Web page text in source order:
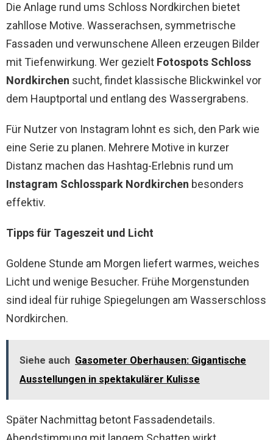
Die Anlage rund ums Schloss Nordkirchen bietet
zahllose Motive. Wasserachsen, symmetrische
Fassaden und verwunschene Alleen erzeugen Bilder
mit Tiefenwirkung. Wer gezielt Fotospots Schloss
Nordkirchen sucht, findet klassische Blickwinkel vor
dem Hauptportal und entlang des Wassergrabens.
Für Nutzer von Instagram lohnt es sich, den Park wie
eine Serie zu planen. Mehrere Motive in kurzer
Distanz machen das Hashtag-Erlebnis rund um
Instagram Schlosspark Nordkirchen besonders
effektiv.
Tipps für Tageszeit und Licht
Goldene Stunde am Morgen liefert warmes, weiches
Licht und wenige Besucher. Frühe Morgenstunden
sind ideal für ruhige Spiegelungen am Wasserschloss
Nordkirchen.
Siehe auch Gasometer Oberhausen: Gigantische
Ausstellungen in spektakulärer Kulisse
Später Nachmittag betont Fassadendetails.